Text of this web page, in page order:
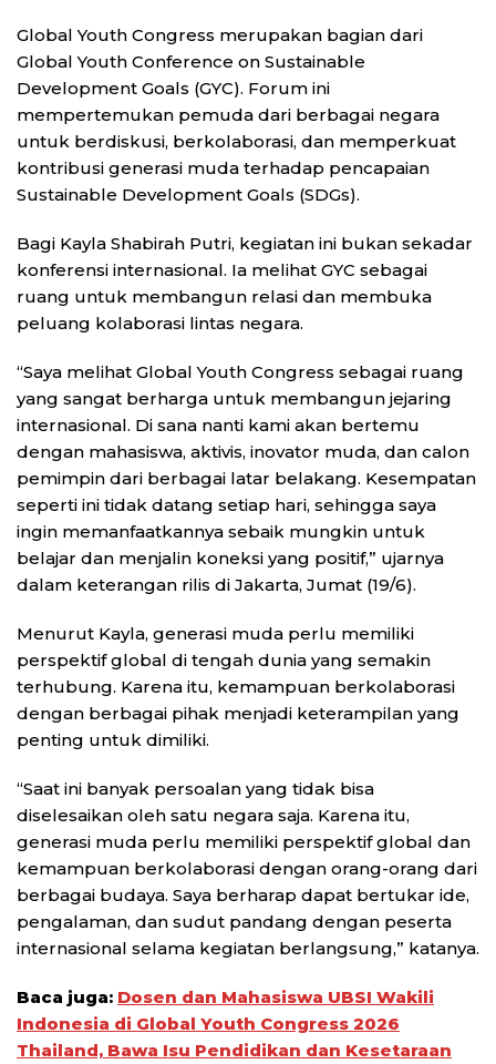
Global Youth Congress merupakan bagian dari
Global Youth Conference on Sustainable
Development Goals (GYC). Forum ini
mempertemukan pemuda dari berbagai negara
untuk berdiskusi, berkolaborasi, dan memperkuat
kontribusi generasi muda terhadap pencapaian
Sustainable Development Goals (SDGs).
Bagi Kayla Shabirah Putri, kegiatan ini bukan sekadar
konferensi internasional. Ia melihat GYC sebagai
ruang untuk membangun relasi dan membuka
peluang kolaborasi lintas negara.
“Saya melihat Global Youth Congress sebagai ruang
yang sangat berharga untuk membangun jejaring
internasional. Di sana nanti kami akan bertemu
dengan mahasiswa, aktivis, inovator muda, dan calon
pemimpin dari berbagai latar belakang. Kesempatan
seperti ini tidak datang setiap hari, sehingga saya
ingin memanfaatkannya sebaik mungkin untuk
belajar dan menjalin koneksi yang positif,” ujarnya
dalam keterangan rilis di Jakarta, Jumat (19/6).
Menurut Kayla, generasi muda perlu memiliki
perspektif global di tengah dunia yang semakin
terhubung. Karena itu, kemampuan berkolaborasi
dengan berbagai pihak menjadi keterampilan yang
penting untuk dimiliki.
“Saat ini banyak persoalan yang tidak bisa
diselesaikan oleh satu negara saja. Karena itu,
generasi muda perlu memiliki perspektif global dan
kemampuan berkolaborasi dengan orang-orang dari
berbagai budaya. Saya berharap dapat bertukar ide,
pengalaman, dan sudut pandang dengan peserta
internasional selama kegiatan berlangsung,” katanya.
Baca juga: Dosen dan Mahasiswa UBSI Wakili
Indonesia di Global Youth Congress 2026
Thailand, Bawa Isu Pendidikan dan Kesetaraan